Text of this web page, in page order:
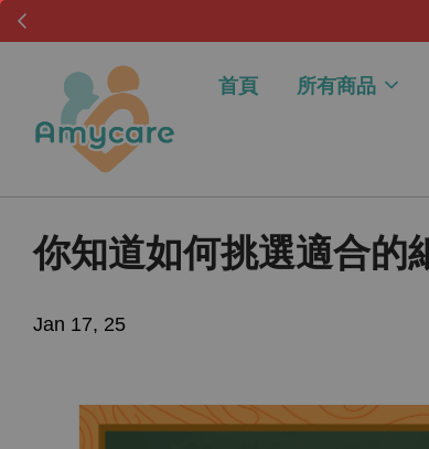
首頁 所有商品
你知道如何挑選適合的
Jan 17, 25